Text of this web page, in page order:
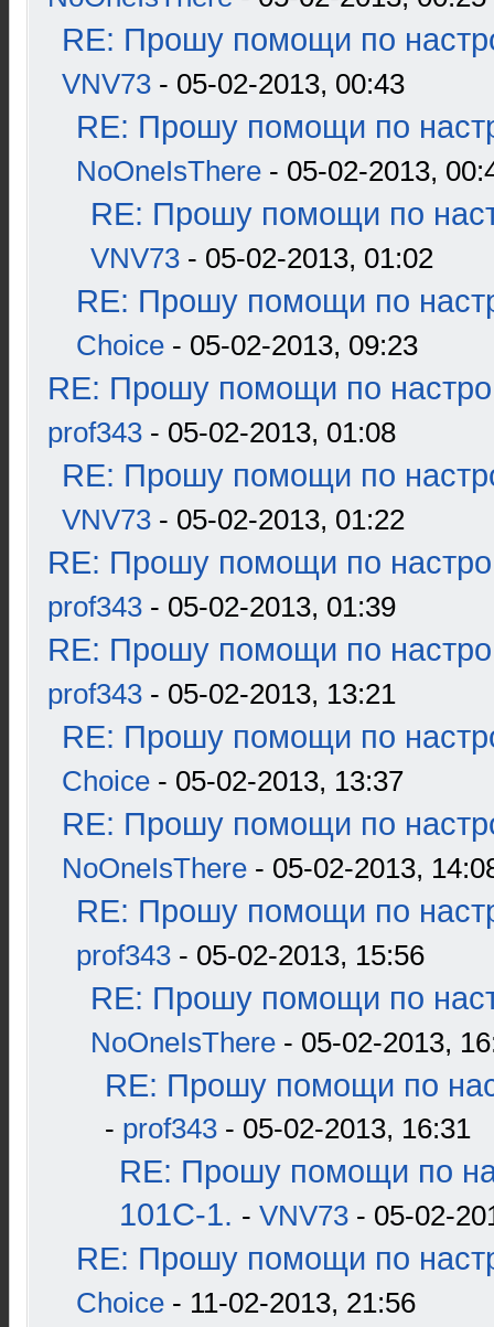
RE: Прошу помощи по
VNV73 - 05-02-2013, 00:43
RE: Прошу помощи по
NoOneIsThere - 05-02-2013,
RE: Прошу помощи по
VNV73 - 05-02-2013, 01:02
RE: Прошу помощи по
Choice - 05-02-2013, 09:23
RE: Прошу помощи по
prof343 - 05-02-2013, 01:08
RE: Прошу помощи по
VNV73 - 05-02-2013, 01:22
RE: Прошу помощи по
prof343 - 05-02-2013, 01:39
RE: Прошу помощи по
prof343 - 05-02-2013, 13:21
RE: Прошу помощи по
Choice - 05-02-2013, 13:37
RE: Прошу помощи по
NoOneIsThere - 05-02-2013,
RE: Прошу помощи по
prof343 - 05-02-2013, 15:56
RE: Прошу помощи по
NoOneIsThere - 05-02-2013,
RE: Прошу помощи по
- prof343 - 05-02-2013, 16:31
RE: Прошу помощи по
101С-1. - VNV73 - 05-02-
RE: Прошу помощи по
Choice - 11-02-2013, 21:56